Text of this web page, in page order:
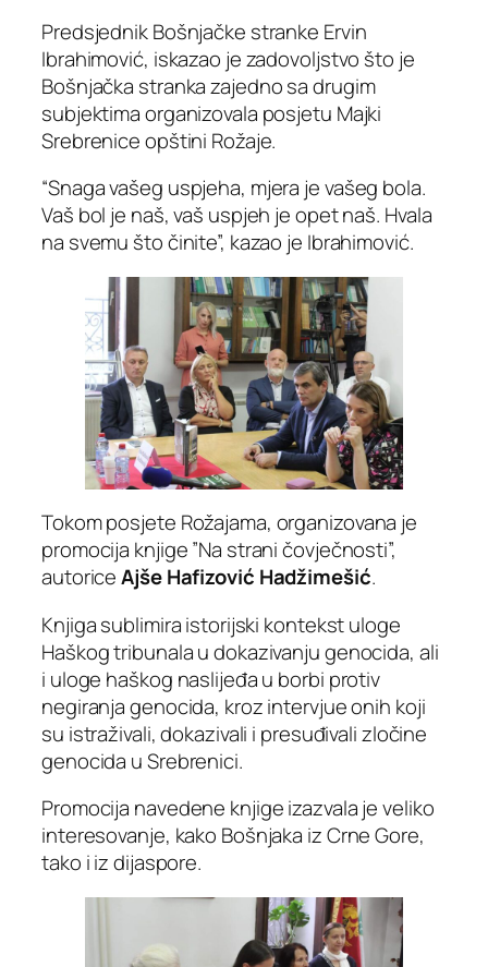
Predsjednik Bošnjačke stranke Ervin
Ibrahimović, iskazao je zadovoljstvo što je
Bošnjačka stranka zajedno sa drugim
subjektima organizovala posjetu Majki
Srebrenice opštini Rožaje.
“Snaga vašeg uspjeha, mjera je vašeg bola.
Vaš bol je naš, vaš uspjeh je opet naš. Hvala
na svemu što činite”, kazao je Ibrahimović.
Tokom posjete Rožajama, organizovana je
promocija knjige ”Na strani čovječnosti”,
autoriceAjše Hafizović Hadžimešić.
Knjiga sublimira istorijski kontekst uloge
Haškog tribunala u dokazivanju genocida, ali
i uloge haškog naslijeđa u borbi protiv
negiranja genocida, kroz intervjue onih koji
su istraživali, dokazivali i presuđivali zločine
genocida u Srebrenici.
Promocija navedene knjige izazvala je veliko
interesovanje, kako Bošnjaka iz Crne Gore,
tako i iz dijaspore.